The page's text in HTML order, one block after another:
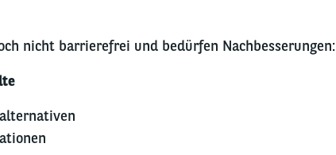
nicht barrierefrei und bedürfen Nachbesserungen: